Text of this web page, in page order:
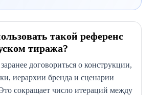
такой референс
тиража?
договориться о конструкции,
иерархии бренда и сценарии
сокращает число итераций между